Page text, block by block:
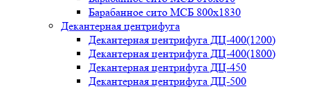
Барабанное сито МСБ 800x1830
Декантерная центрифуга
Декантерная центрифуга ДЦ-400(1200)
Декантерная центрифуга ДЦ-400(1800)
Декантерная центрифуга ДЦ-450
Декантерная центрифуга ДЦ-500